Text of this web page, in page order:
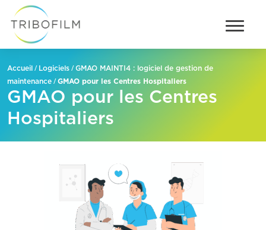
Accueil / Logiciels /GMAO MAINTI4 : logiciel de gestion de
maintenance /GMAO pour les Centres Hospitaliers
GMAO pour les Centres
Hospitaliers